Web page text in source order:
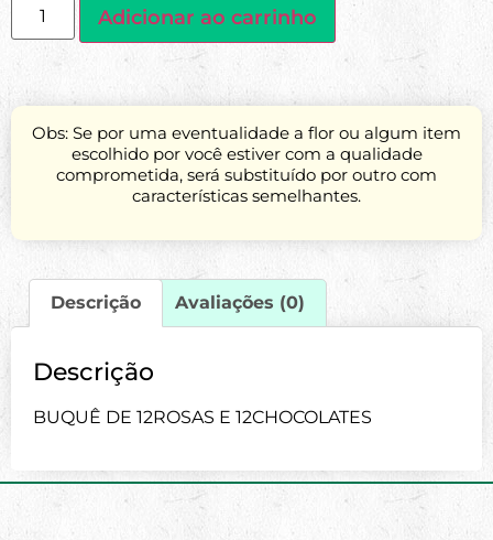
Adicionar ao carrinho
Obs: Se por uma eventualidade a flor ou algum item
escolhido por você estiver com a qualidade
comprometida, será substituído por outro com
características semelhantes.
Descrição Avaliações (0)
Descrição
BUQUÊ DE 12ROSAS E 12CHOCOLATES